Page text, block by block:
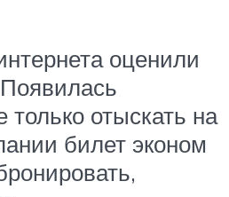
оценили
только отыскать на
билет эконом